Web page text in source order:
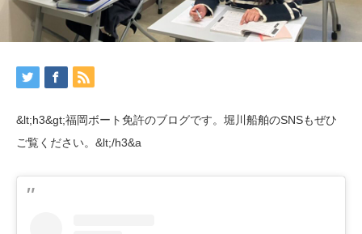
&lt;h3&gt;福岡ボート免許のブログです。堀川船舶のSNSもぜひ
ご覧ください。&lt;/h3&a